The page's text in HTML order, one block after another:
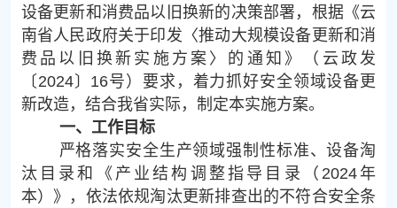
设备更新和消费品以旧换新的决策部署，根据《云
南省人民政府关于印发〈推动大规模设备更新和消
费品以旧换新实施方案〉的通知》（云政发
〔2024〕16号）要求，着力抓好安全领域设备更
新改造，结合我省实际，制定本实施方案。
一、工作目标
严格落实安全生产领域强制性标准、设备淘
汰目录和《产业结构调整指导目录（2024年
本）》，依法依规淘汰更新排查出的不符合安全条